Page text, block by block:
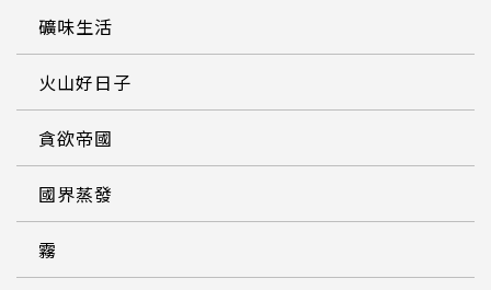
礦味生活
火山好日子
貪欲帝國
國界蒸發
霧